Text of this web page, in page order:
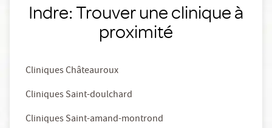
Indre: Trouver une clinique à
proximité
Cliniques Châteauroux
Cliniques Saint-doulchard
Cliniques Saint-amand-montrond